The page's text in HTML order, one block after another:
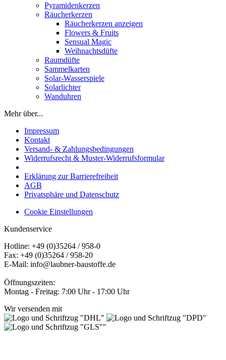
Pyramidenkerzen
Räucherkerzen
Räucherkerzen anzeigen
Flowers & Fruits
Sensual Magic
Weihnachtsdüfte
Raumdüfte
Sammelkarten
Solar-Wasserspiele
Solarlichter
Wanduhren
Mehr über...
Impressum
Kontakt
Versand- & Zahlungsbedingungen
Widerrufsrecht & Muster-Widerrufsformular
Erklärung zur Barrierefreiheit
AGB
Privatsphäre und Datenschutz
Cookie Einstellungen
Kundenservice
Hotline: +49 (0)35264 / 958-0
Fax: +49 (0)35264 / 958-20
E-Mail: info@laubner-baustoffe.de
Öffnungszeiten:
Montag - Freitag: 7:00 Uhr - 17:00 Uhr
Wir versenden mit